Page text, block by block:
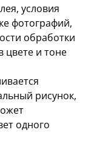
условия
фотографий,
обработки
цвете и тоне
рисунок,
одного